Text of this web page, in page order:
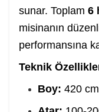
sunar. Toplam 6
misinanın
performansına
Teknik
Boy: 420 cm